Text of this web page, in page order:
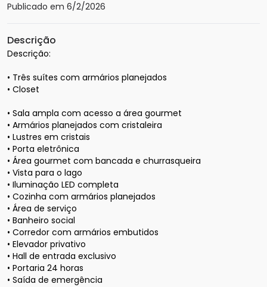
Publicado em 6/2/2026
Descrição
Descrição:
• Três suítes com armários planejados
• Closet
• Sala ampla com acesso a área gourmet
• Armários planejados com cristaleira
• Lustres em cristais
• Porta eletrônica
• Área gourmet com bancada e churrasqueira
• Vista para o lago
• Iluminação LED completa
• Cozinha com armários planejados
• Área de serviço
• Banheiro social
• Corredor com armários embutidos
• Elevador privativo
• Hall de entrada exclusivo
• Portaria 24 horas
• Saída de emergência